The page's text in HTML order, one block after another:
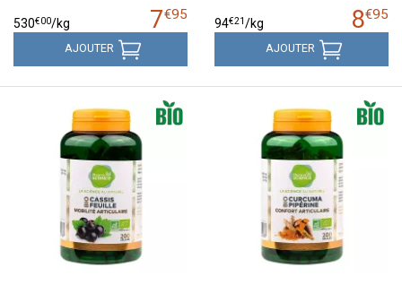
7€95
530€00/kg
AJOUTER
8€95
94€21/kg
AJOUTER